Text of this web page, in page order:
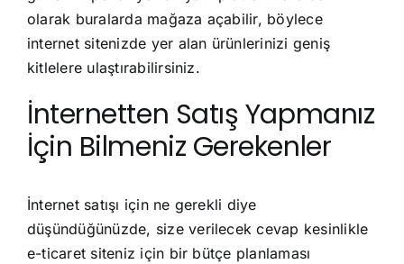
olarak buralarda mağaza açabilir, böylece
internet sitenizde yer alan ürünlerinizi geniş
kitlelere ulaştırabilirsiniz.
İnternetten Satış Yapmanız
İçin Bilmeniz Gerekenler
İnternet satışı için ne gerekli diye
düşündüğünüzde, size verilecek cevap kesinlikle
e-ticaret siteniz için bir bütçe planlaması